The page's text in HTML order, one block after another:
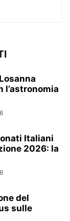
l’astronomia
Italiani
2026: la
del
sulle